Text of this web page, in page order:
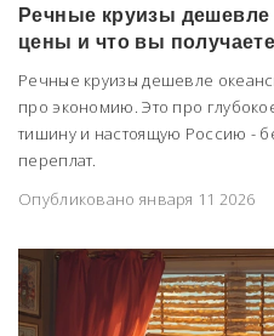
Речные круизы
цены и что вы
Речные круизы дешевле
про экономию. Это про
тишину и настоящую Россию -
переплат.
Опубликовано января 11 2026